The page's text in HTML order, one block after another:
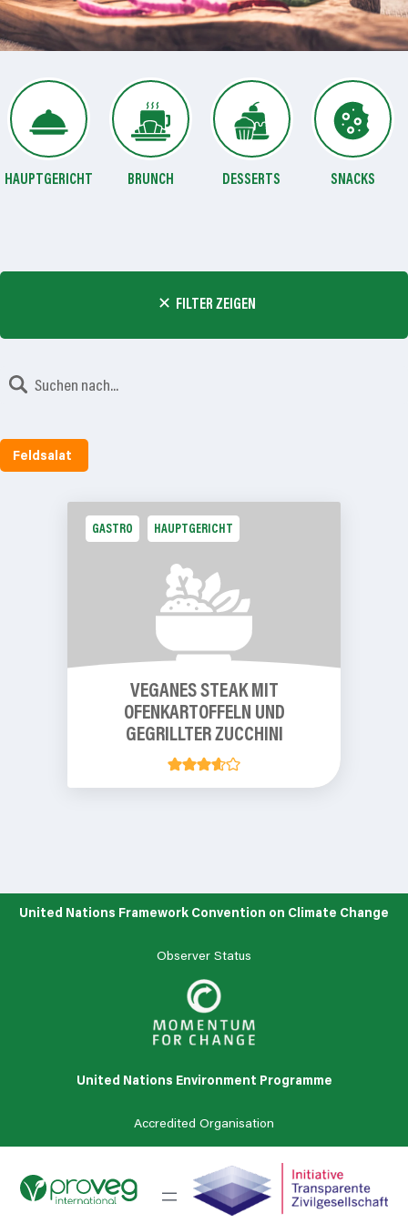
HAUPTGERICHT BRUNCH DESSERTS SNACKS
FILTER ZEIGEN
Feldsalat
GASTRO HAUPTGERICHT
VEGANES STEAK MIT
OFENKARTOFFELN UND
GEGRILLTER ZUCCHINI
United Nations Framework Convention on Climate Change
Observer Status
United Nations Environment Programme
Accredited Organisation